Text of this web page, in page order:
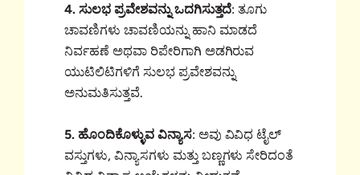
4. ಸುಲಭ ಪ್ರವೇಶವನ್ನು ಒದಗಿಸುತ್ತದೆ: ತೂಗು
ಚಾವಣಿಗಳು ಚಾವಣಿಯನ್ನು ಹಾನಿ ಮಾಡದೆ
ನಿರ್ವಹಣೆ ಅಥವಾ ರಿಪೇರಿಗಾಗಿ ಅಡಗಿರುವ
ಯುಟಿಲಿಟಿಗಳಿಗೆ ಸುಲಭ ಪ್ರವೇಶವನ್ನು
ಅನುಮತಿಸುತ್ತವೆ.
5. ಹೊಂದಿಕೊಳ್ಳುವ ವಿನ್ಯಾಸ: ಅವು ವಿವಿಧ ಟೈಲ್
ವಸ್ತುಗಳು, ವಿನ್ಯಾಸಗಳು ಮತ್ತು ಬಣ್ಣಗಳು ಸೇರಿದಂತೆ